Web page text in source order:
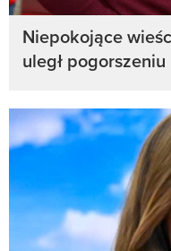
Niepokojące
uległ pogorszeniu